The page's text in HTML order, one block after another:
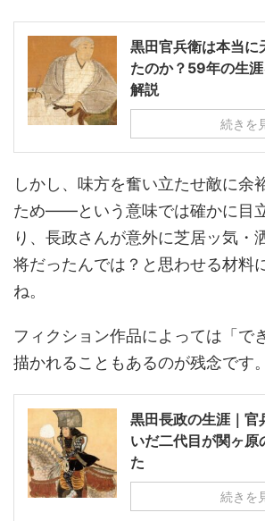
黒田官兵衛は本当に
たのか？59年の生
解説
続きを
しかし、味方を奮い立たせ敵に余
ため――という意味では確かに目
り、長政さんが意外に芝居ッ気・
将だったんでは？と思わせる材料
ね。
フィクション作品によっては「で
描かれることもあるのが残念です。
黒田長政の生涯｜官
いだ二代目が関ヶ原
た
続きを